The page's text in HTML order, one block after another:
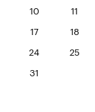
10 11
17 18
24 25
31